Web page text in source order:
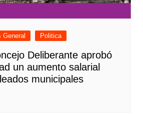
General Politica
Deliberante aprobó
un aumento salarial
municipales